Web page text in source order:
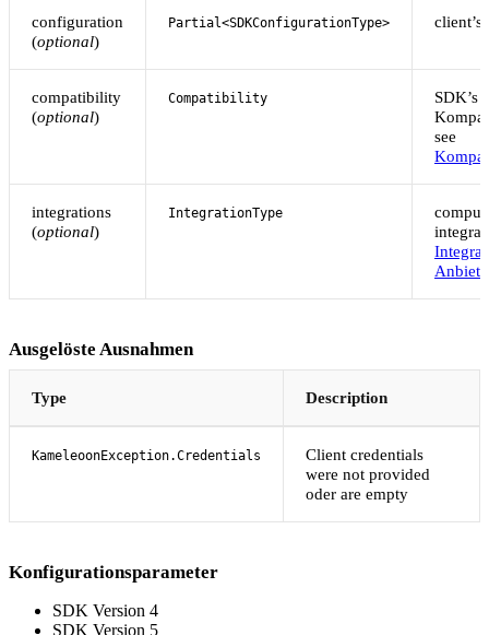
configuration
(optional)
Partial<SDKConfigurationType>
compatibility
(optional)
Compatibility
SDK’s
see
integrations
(optional)
IntegrationType
Ausgelöste Ausnahmen
Type Description
KameleoonException.Credentials
Client credentials
were not provided
oder are empty
Konfigurationsparameter
SDK Version 4
SDK Version 5